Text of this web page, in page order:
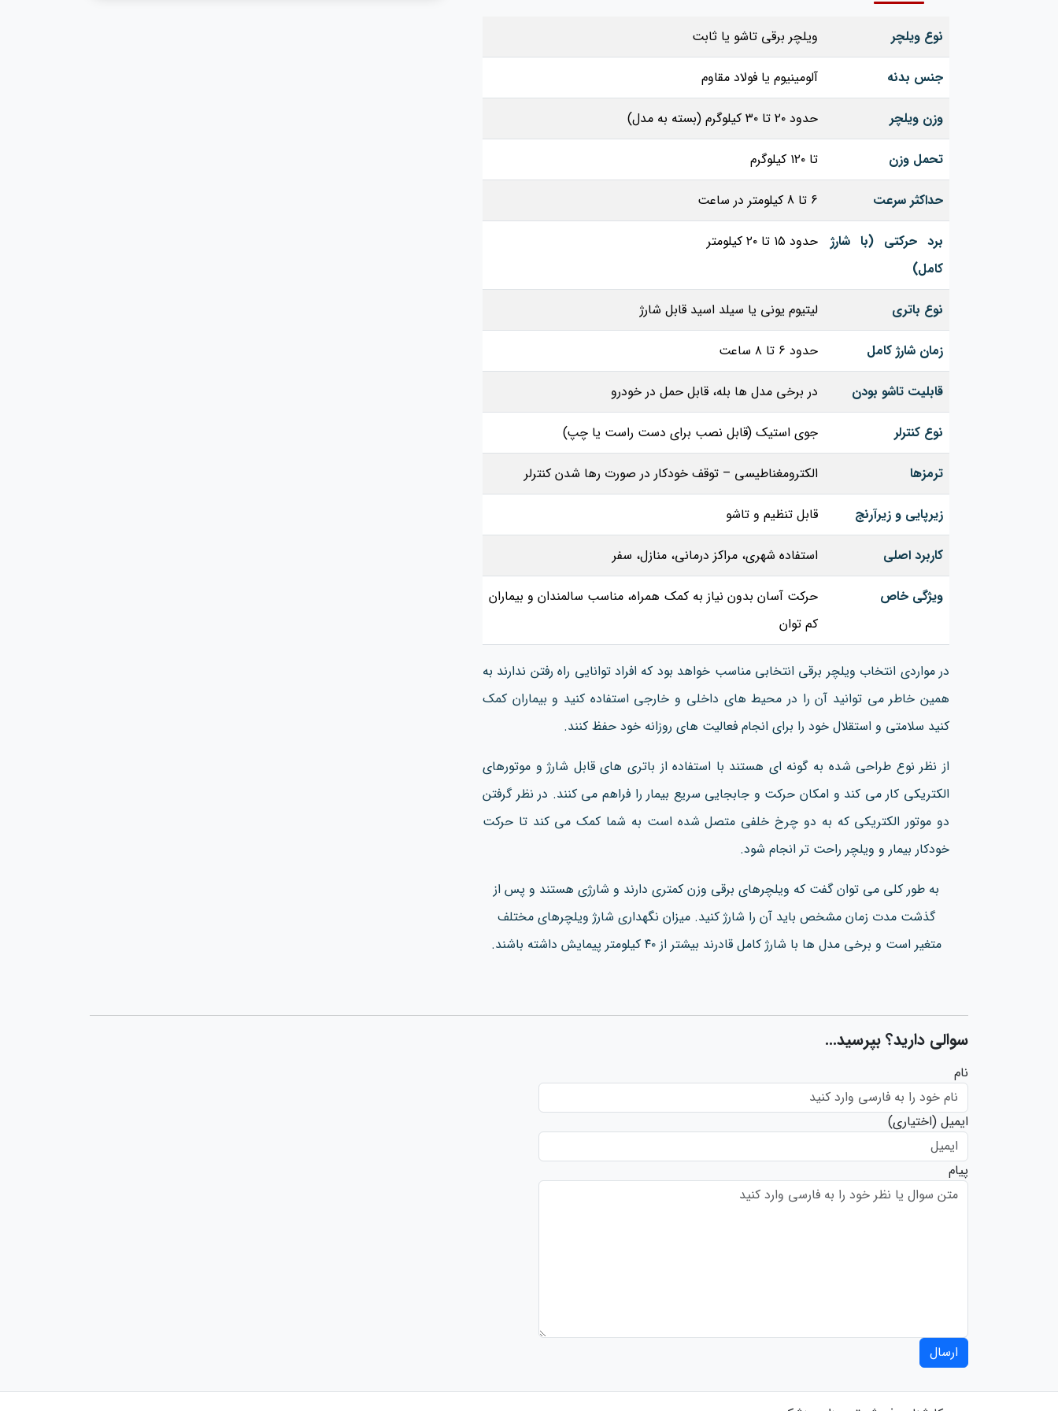
نوع ویلچر ویلچر برقی تاشو یا ثابت
جنس بدنه آلومینیوم یا فولاد مقاوم
وزن ویلچر حدود ۲۰ تا ۳۰ کیلوگرم (بسته به مدل)
تحمل وزن تا ۱۲۰ کیلوگرم
حداکثر سرعت 6 تا 8 کیلومتر در ساعت
برد حرکتی (با شارژ
کامل)
حدود ۱۵ تا ۲۰ کیلومتر
نوع باتری لیتیوم یونی یا سیلد اسید قابل شارژ
زمان شارژ کامل حدود ۶ تا ۸ ساعت
قابلیت تاشو بودن در برخی مدل‌ ها بله، قابل حمل در خودرو
نوع کنترلر جوی‌ استیک (قابل نصب برای دست راست یا چپ)
ترمزها الکترومغناطیسی – توقف خودکار در صورت رها شدن کنترلر
زیرپایی و زیرآرنج قابل تنظیم و تاشو
کاربرد اصلی استفاده شهری، مراکز درمانی، منازل، سفر
ویژگی خاص
حرکت آسان بدون نیاز به کمک همراه، مناسب سالمندان و بیماران
کم‌ توان
در مواردی انتخاب ویلچر برقی انتخابی مناسب خواهد بود که افراد توانایی راه رفتن ندارند به
همین خاطر می توانید آن را در محیط های داخلی و خارجی استفاده کنید و بیماران کمک
کنید سلامتی و استقلال خود را برای انجام فعالیت های روزانه خود حفظ کنند.
از نظر نوع طراحی شده به گونه ای هستند با استفاده از باتری‌ های قابل شارژ و موتورهای
الکتریکی کار می‌ کند و امکان حرکت و جابجایی سریع بیمار را فراهم می کنند. در نظر گرفتن
دو موتور الکتریکی که به دو چرخ خلفی متصل شده‌ است به شما کمک می کند تا حرکت
خودکار بیمار و ویلچر راحت تر انجام شود.
به طور کلی می توان گفت که ویلچرهای برقی وزن کمتری دارند و شارژی هستند و پس از
گذشت مدت زمان مشخص باید آن را شارژ کنید. میزان نگهداری شارژ ویلچرهای مختلف
متغیر است و برخی مدل‌ ها با شارژ کامل قادرند بیشتر از ۴۰ کیلومتر پیمایش داشته باشند.
سوالی دارید؟ بپرسید...
نام
ایمیل (اختیاری)
پیام
ارسال